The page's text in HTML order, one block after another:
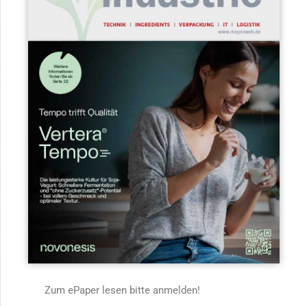
Zum ePaper lesen bitte anmelden!